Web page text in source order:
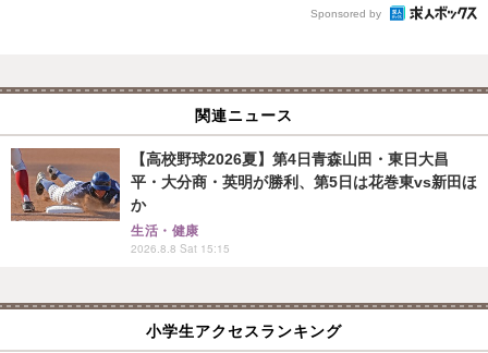
Sponsored by
関連ニュース
【高校野球2026夏】第4日青森山田・東日大昌
平・大分商・英明が勝利、第5日は花巻東vs新田ほ
か
生活・健康
2026.8.8 Sat 15:15
小学生アクセスランキング